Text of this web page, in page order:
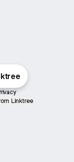
Linktree